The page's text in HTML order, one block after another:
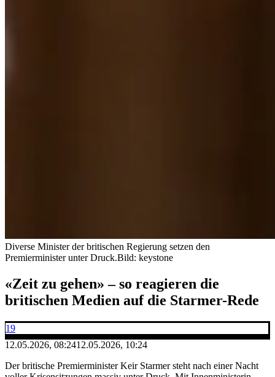
Diverse Minister der britischen Regierung setzen den
Premierminister unter Druck.Bild: keystone
«Zeit zu gehen» – so reagieren die
britischen Medien auf die Starmer-Rede
19
12.05.2026, 08:2412.05.2026, 10:24
Der britische Premierminister Keir Starmer steht nach einer Nacht